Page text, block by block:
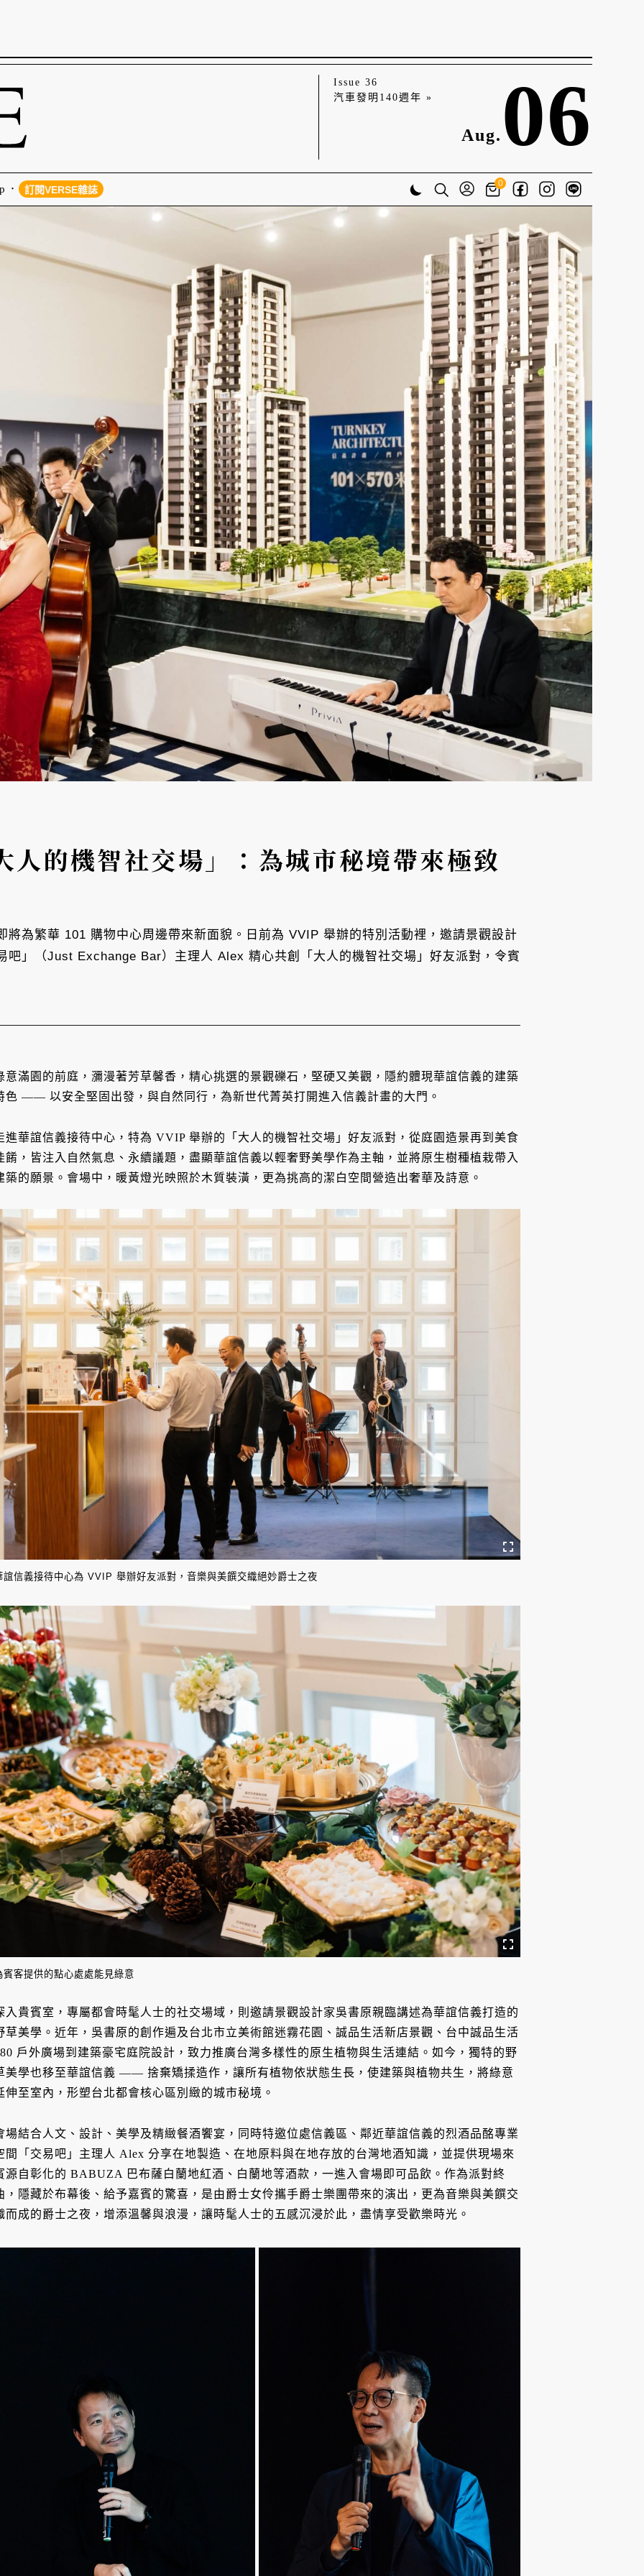
Issue 36
汽車發明140週年 »
Aug. 06
訂閱VERSE雜誌
0
人的機智社交場」：為城市秘境帶來極致
將為繁華 101 購物中心周邊帶來新面貌。日前為 VVIP 舉辦的特別活動裡，邀請景觀設計
吧」（Just Exchange Bar）主理人 Alex 精心共創「大人的機智社交場」好友派對，令賓
意滿園的前庭，瀰漫著芳草馨香，精心挑選的景觀礫石，堅硬又美觀，隱約體現華誼信義的建築
色 —— 以安全堅固出發，與自然同行，為新世代菁英打開進入信義計畫的大門。
進華誼信義接待中心，特為 VVIP 舉辦的「大人的機智社交場」好友派對，從庭園造景再到美食
餚，皆注入自然氣息、永續議題，盡顯華誼信義以輕奢野美學作為主軸，並將原生樹種植栽帶入
築的願景。會場中，暖黃燈光映照於木質裝潢，更為挑高的潔白空間營造出奢華及詩意。
誼信義接待中心為 VVIP 舉辦好友派對，音樂與美饌交織絕妙爵士之夜
賓客提供的點心處處能見綠意
入貴賓室，專屬都會時髦人士的社交場域，則邀請景觀設計家吳書原親臨講述為華誼信義打造的
草美學。近年，吳書原的創作遍及台北市立美術館迷霧花園、誠品生活新店景觀、台中誠品生活
戶外廣場到建築豪宅庭院設計，致力推廣台灣多樣性的原生植物與生活連結。如今，獨特的野
美學也移至華誼信義 —— 捨棄矯揉造作，讓所有植物依狀態生長，使建築與植物共生，將綠意
伸至室內，形塑台北都會核心區別緻的城市秘境。
場結合人文、設計、美學及精緻餐酒饗宴，同時特邀位處信義區、鄰近華誼信義的烈酒品酩專業
間「交易吧」主理人 Alex 分享在地製造、在地原料與在地存放的台灣地酒知識，並提供現場來
源自彰化的 BABUZA 巴布薩白蘭地紅酒、白蘭地等酒款，一進入會場即可品飲。作為派對終
，隱藏於布幕後、給予嘉賓的驚喜，是由爵士女伶攜手爵士樂團帶來的演出，更為音樂與美饌交
而成的爵士之夜，增添溫馨與浪漫，讓時髦人士的五感沉浸於此，盡情享受歡樂時光。